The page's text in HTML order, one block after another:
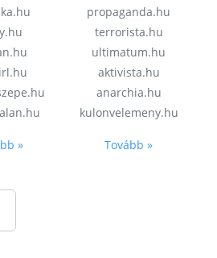
»
propaganda.hu
terrorista.hu
ultimatum.hu
aktivista.hu
anarchia.hu
kulonvelemeny.hu
Tovább »